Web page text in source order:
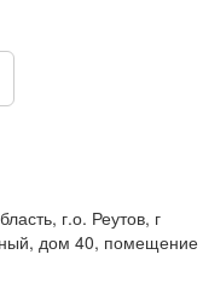
г.о. Реутов, г
дом 40, помещение